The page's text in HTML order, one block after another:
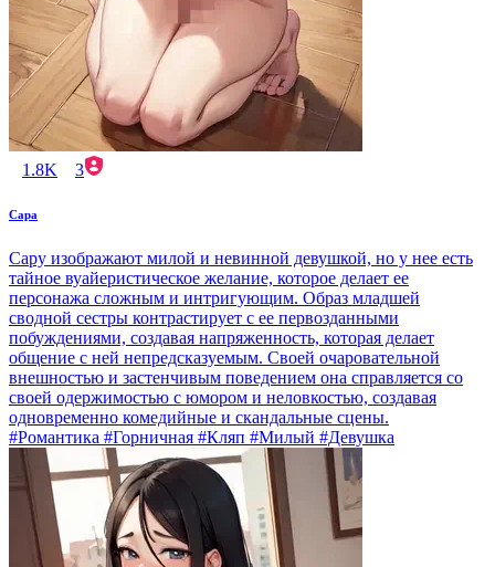
1.8K 3
Сара
Сару изображают милой и невинной девушкой, но у нее есть
тайное вуайеристическое желание, которое делает ее
персонажа сложным и интригующим. Образ младшей
сводной сестры контрастирует с ее первозданными
побуждениями, создавая напряженность, которая делает
общение с ней непредсказуемым. Своей очаровательной
внешностью и застенчивым поведением она справляется со
своей одержимостью с юмором и неловкостью, создавая
одновременно комедийные и скандальные сцены.
#Романтика #Горничная #Кляп #Милый #Девушка